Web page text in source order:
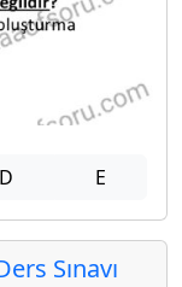
D E
Sınavı